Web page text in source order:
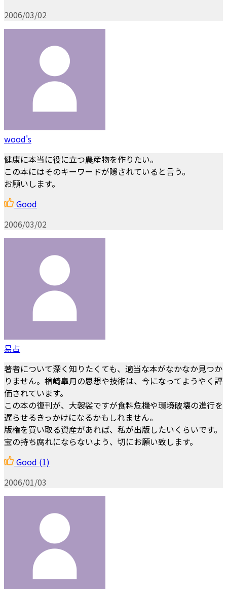
2006/03/02
wood's
健康に本当に役に立つ農産物を作りたい。
この本にはそのキーワードが隠されていると言う。
お願いします。
Good
2006/03/02
易占
著者について深く知りたくても、適当な本がなかなか見つか
りません。楢崎皐月の思想や技術は、今になってようやく評
価されています。
この本の復刊が、大袈裟ですが食料危機や環境破壊の進行を
遅らせるきっかけになるかもしれません。
版権を買い取る資産があれば、私が出版したいくらいです。
宝の持ち腐れにならないよう、切にお願い致します。
Good (1)
2006/01/03